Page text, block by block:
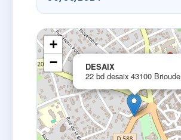
DESAIX
22 bd desaix 43100 Brioude
+
−